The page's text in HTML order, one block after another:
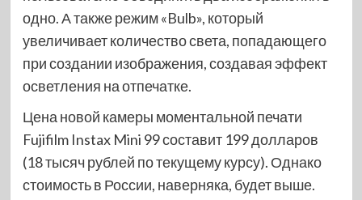
одно. А также режим «Bulb», который
увеличивает количество света, попадающего
при создании изображения, создавая эффект
осветления на отпечатке.
Цена новой камеры моментальной печати
Fujifilm Instax Mini 99 составит 199 долларов
(18 тысяч рублей по текущему курсу). Однако
стоимость в России, наверняка, будет выше.